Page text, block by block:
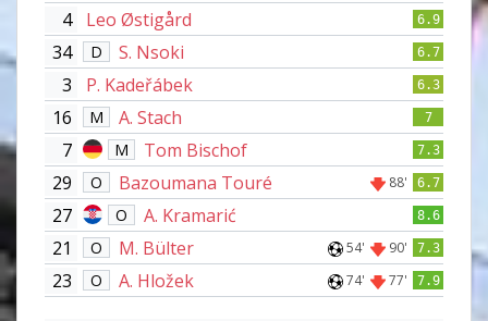
4 Leo Østigård 6.9
34 D S. Nsoki 6.7
3 P. Kadeřábek 6.3
16 M A. Stach 7
7 M Tom Bischof 7.3
29 O Bazoumana Touré 88' 6.7
27 O A. Kramarić 8.6
21 O M. Bülter 54' 90' 7.3
23 O A. Hložek 74' 77' 7.9